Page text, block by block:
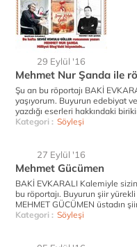
29 Eylül '16
Mehmet Nur Şanda ile
Şu an bu röportajı BAKİ
yaşıyorum. Buyurun edebiyat
yazdığı eserleri hakkındaki
Kategori : Söyleşi
27 Eylül '16
Mehmet Gücümen
BAKİ EVKARALI Kalemiyle
bu röportajı. Buyurun şiir yürekli
MEHMET GÜCÜMEN üstadın
Kategori : Söyleşi